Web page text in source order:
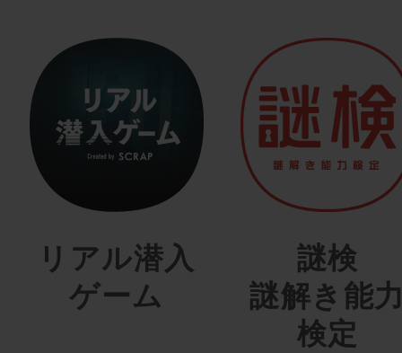
リアル潜入
ゲーム
謎検
謎解き能
検定